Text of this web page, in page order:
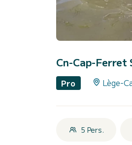
Cn-Cap-Ferret
Pro Lège-
5 Pers.